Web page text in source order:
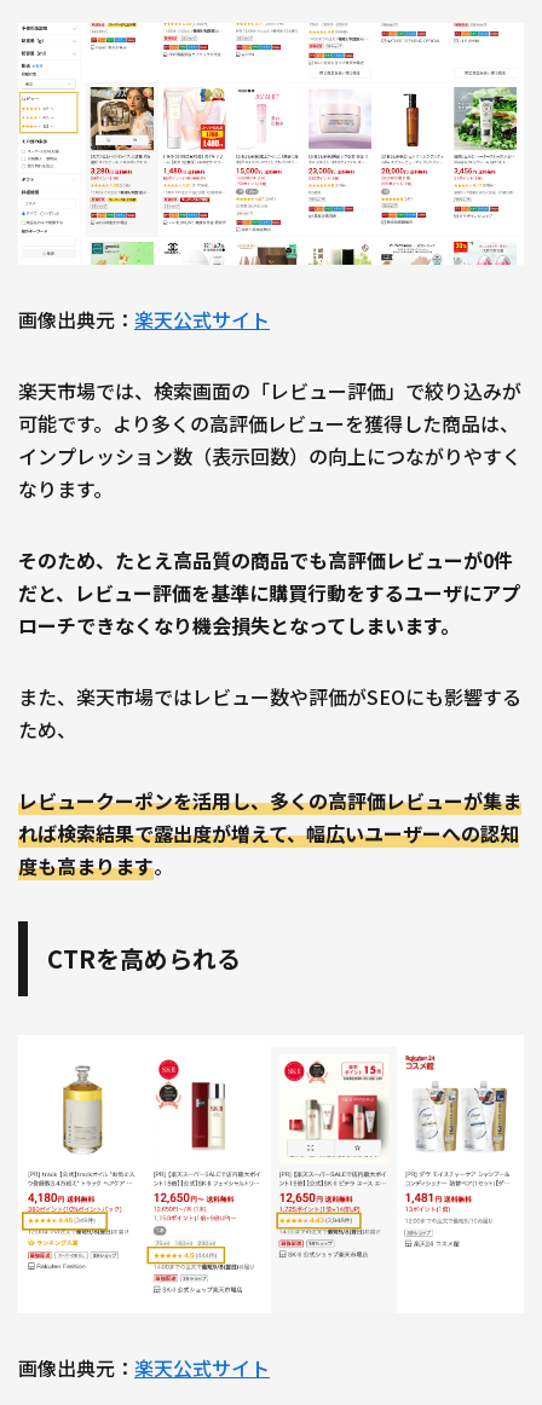
画像出典元： 楽天公式サイト
楽天市場では、検索画面の「レビュー評価」で絞り込みが
可能です。より多くの高評価レビューを獲得した商品は、
インプレッション数（表示回数）の向上につながりやすく
なります。
そのため、たとえ高品質の商品でも高評価レビューが0件
だと、レビュー評価を基準に購買行動をするユーザにアプ
ローチできなくなり機会損失となってしまいます。
また、楽天市場ではレビュー数や評価がSEOにも影響する
ため、
レビュークーポンを活用し、多くの高評価レビューが集ま
れば検索結果で露出度が増えて、幅広いユーザーへの認知
度も高まります。
CTRを高められる
画像出典元： 楽天公式サイト